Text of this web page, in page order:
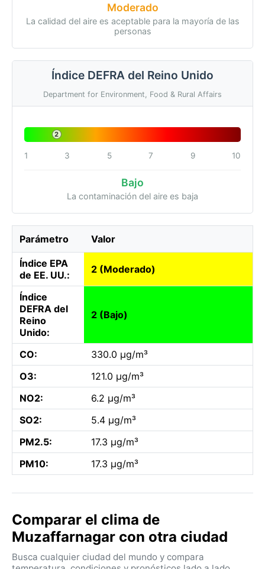
Moderado
La calidad del aire es aceptable para la mayoría de las
personas
Índice DEFRA del Reino Unido
Department for Environment, Food & Rural Affairs
2
1 3 5 7 9 10
Bajo
La contaminación del aire es baja
Parámetro Valor
Índice EPA
de EE. UU.:
2 (Moderado)
Índice
DEFRA del
Reino
Unido:
2 (Bajo)
CO:
330.0 µg/m³
O3:
121.0 µg/m³
NO2:
6.2 µg/m³
SO2:
5.4 µg/m³
PM2.5:
17.3 µg/m³
PM10:
17.3 µg/m³
Comparar el clima de
Muzaffarnagar con otra ciudad
Busca cualquier ciudad del mundo y compara